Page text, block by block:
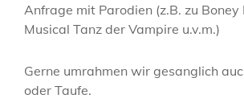
Anfrage mit Parodien (z.B. zu Boney
Musical Tanz der Vampire u.v.m.)
Gerne umrahmen wir gesanglich
oder Taufe.